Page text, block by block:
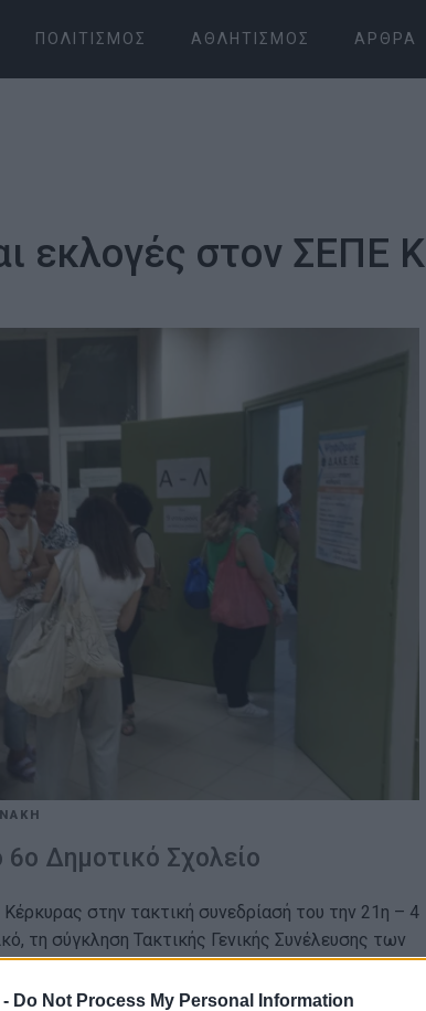
Do Not Process My Personal Information
ΠΟΛΙΤΙΣΜΌΣ ΑΘΛΗΤΙΣΜΌΣ ΆΡΘΡΑ
εκλογές στον ΣΕΠΕ
Δημοτικό Σχολείο
στην τακτική συνεδρίασή του την 21η – 4
τη σύγκληση Τακτικής Γενικής Συνέλευσης των
ώρα 19:00 στο 6ο Δημοτικό Σχολείο και
Ε.Ε. καθώς και αντιπροσώπων του Συλλόγου